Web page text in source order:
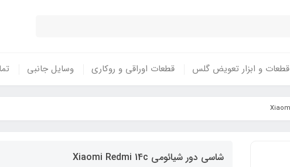
قطعات و ابزار تعویض گلس قطعات اوراقی و روکاری وسایل جانبی
شاسی دور شیائومی Xiaomi Redmi 14c